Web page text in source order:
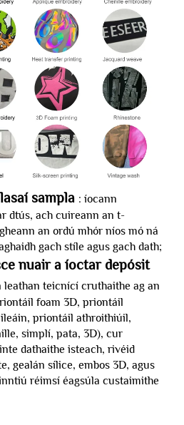
sampla : íocann
dtús, ach cuireann an t-
an ordú mhór níos mó ná
gach stíle agus gach dath;
nuair a íoctar depósit
leathan teicnící cruthaithe ag an
foam 3D, priontáil
priontáil athroithiúil,
simplí, pata, 3D), cur
dathaithe isteach, rivéid
gealán sílice, embos 3D, agus
réimsí éagsúla custaimithe